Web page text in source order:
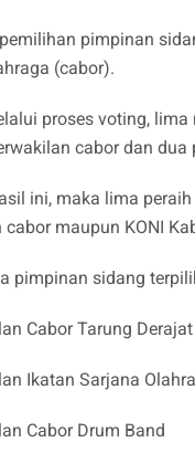
pimpinan
(cabor).
proses voting,
cabor dan dua
ini, maka lima
cabor maupun KONI
pimpinan sidang
Cabor Tarung Derajat
Ikatan Sarjana
Cabor Drum Band